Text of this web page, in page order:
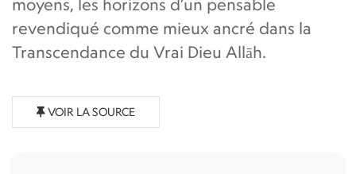
moyens, les horizons d’un pensable
revendiqué comme mieux ancré dans la
Transcendance du Vrai Dieu Allāh.
VOIR LA SOURCE